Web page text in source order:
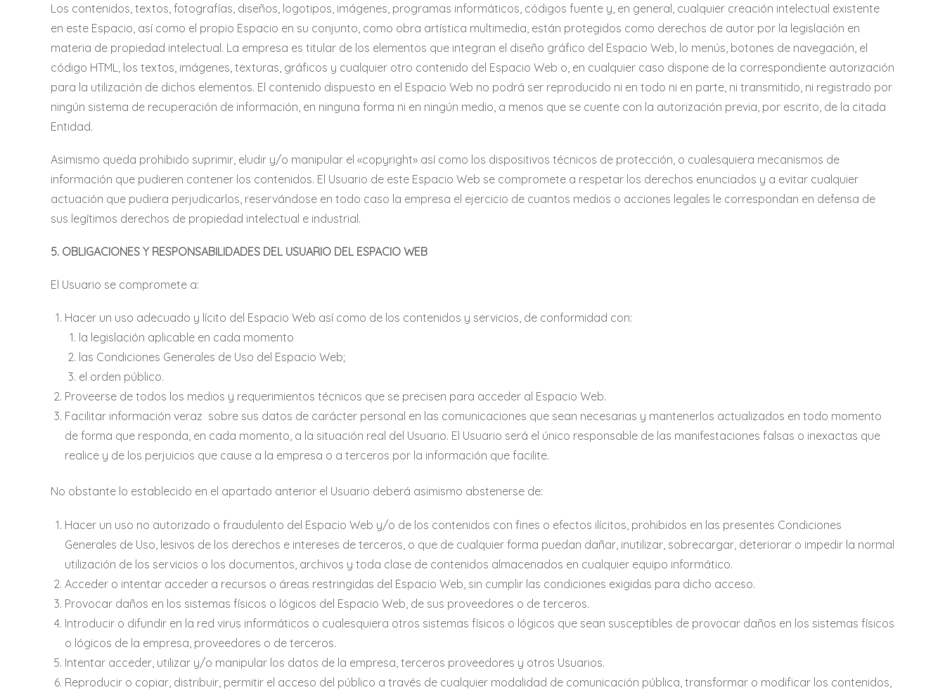
Los contenidos, textos, fotografías, diseños, logotipos, imágenes, programas informáticos, códigos fuente y, en general, cualquier creación intelectual existente
en este Espacio, así como el propio Espacio en su conjunto, como obra artística multimedia, están protegidos como derechos de autor por la legislación en
materia de propiedad intelectual. La empresa es titular de los elementos que integran el diseño gráfico del Espacio Web, lo menús, botones de navegación, el
código HTML, los textos, imágenes, texturas, gráficos y cualquier otro contenido del Espacio Web o, en cualquier caso dispone de la correspondiente autorización
para la utilización de dichos elementos. El contenido dispuesto en el Espacio Web no podrá ser reproducido ni en todo ni en parte, ni transmitido, ni registrado por
ningún sistema de recuperación de información, en ninguna forma ni en ningún medio, a menos que se cuente con la autorización previa, por escrito, de la citada
Entidad.
Asimismo queda prohibido suprimir, eludir y/o manipular el «copyright» así como los dispositivos técnicos de protección, o cualesquiera mecanismos de
información que pudieren contener los contenidos. El Usuario de este Espacio Web se compromete a respetar los derechos enunciados y a evitar cualquier
actuación que pudiera perjudicarlos, reservándose en todo caso la empresa el ejercicio de cuantos medios o acciones legales le correspondan en defensa de
sus legítimos derechos de propiedad intelectual e industrial.
5. OBLIGACIONES Y RESPONSABILIDADES DEL USUARIO DEL ESPACIO WEB
El Usuario se compromete a:
Hacer un uso adecuado y lícito del Espacio Web así como de los contenidos y servicios, de conformidad con:
la legislación aplicable en cada momento
las Condiciones Generales de Uso del Espacio Web;
el orden público.
Proveerse de todos los medios y requerimientos técnicos que se precisen para acceder al Espacio Web.
Facilitar información veraz sobre sus datos de carácter personal en las comunicaciones que sean necesarias y mantenerlos actualizados en todo momento
de forma que responda, en cada momento, a la situación real del Usuario. El Usuario será el único responsable de las manifestaciones falsas o inexactas que
realice y de los perjuicios que cause a la empresa o a terceros por la información que facilite.
No obstante lo establecido en el apartado anterior el Usuario deberá asimismo abstenerse de:
Hacer un uso no autorizado o fraudulento del Espacio Web y/o de los contenidos con fines o efectos ilícitos, prohibidos en las presentes Condiciones
Generales de Uso, lesivos de los derechos e intereses de terceros, o que de cualquier forma puedan dañar, inutilizar, sobrecargar, deteriorar o impedir la normal
utilización de los servicios o los documentos, archivos y toda clase de contenidos almacenados en cualquier equipo informático.
Acceder o intentar acceder a recursos o áreas restringidas del Espacio Web, sin cumplir las condiciones exigidas para dicho acceso.
Provocar daños en los sistemas físicos o lógicos del Espacio Web, de sus proveedores o de terceros.
Introducir o difundir en la red virus informáticos o cualesquiera otros sistemas físicos o lógicos que sean susceptibles de provocar daños en los sistemas físicos
o lógicos de la empresa, proveedores o de terceros.
Intentar acceder, utilizar y/o manipular los datos de la empresa, terceros proveedores y otros Usuarios.
Reproducir o copiar, distribuir, permitir el acceso del público a través de cualquier modalidad de comunicación pública, transformar o modificar los contenidos,